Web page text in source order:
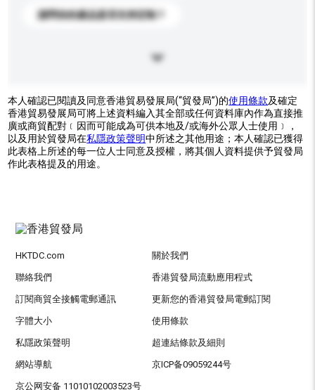
請問你的產品是否支持定制？
本人確認已閱讀及同意香港貿易發展局(“貿發局”)的使用條款及確定
香港貿易發展局可將上述資料編入其全部或任何資料庫內作為直接推
廣或商貿配對﹝因而可能成為可供本地及/或海外公眾人士使用﹞，
以及用於貿發局在私隱政策聲明中所述之其他用途；本人確認已獲得
此表格上所述的每一位人士同意及授權，將其個人資料提供予貿發局
作此表格提及的用途。
HKTDC.com 關於我們
聯絡我們 香港貿發局流動應用程式
訂閱商貿全接觸電郵通訊 更新您的香港貿發局電郵訂閱
字體大小 使用條款
私隱政策聲明 超連結條款及細則
網站導航 京ICP备09059244号
京公网安备 11010102003523号